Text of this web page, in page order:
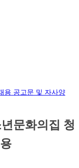
용 공고문 및 자사양
문화의집 청